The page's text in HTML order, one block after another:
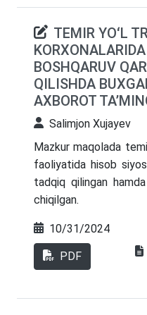
TEMIR YOʻL
BOSHQARUV
QILISHDA
AXBOROT
Salimjon Xujayev
Mazkur maqolada
faoliyatida hisob
tadqiq qilingan
chiqilgan.
10/31/2024
PDF